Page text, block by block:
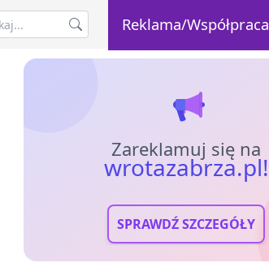
Reklama/Współpraca
Zareklamuj się na
wrotazabrza.pl!
SPRAWDŹ SZCZEGÓŁY